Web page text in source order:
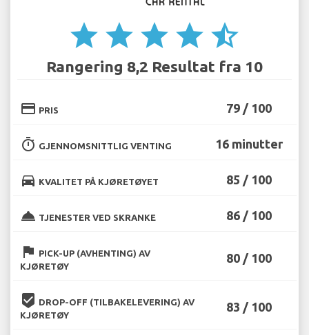
star star star star star_half
Rangering 8,2 Resultat fra 10
credit_card PRIS 79 / 100
timer GJENNOMSNITTLIG VENTING 16 minutter
directions_car KVALITET PÅ KJØRETØYET 85 / 100
room_service TJENESTER VED SKRANKE 86 / 100
flag PICK-UP (AVHENTING) AV
KJØRETØY
80 / 100
beenhere DROP-OFF (TILBAKELEVERING) AV
KJØRETØY
83 / 100